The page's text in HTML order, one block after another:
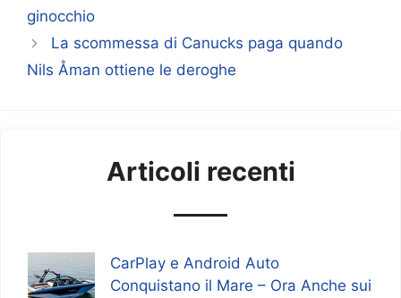
ginocchio
La scommessa di Canucks paga quando
Nils Åman ottiene le deroghe
Articoli recenti
CarPlay e Android Auto
Conquistano il Mare – Ora Anche sui